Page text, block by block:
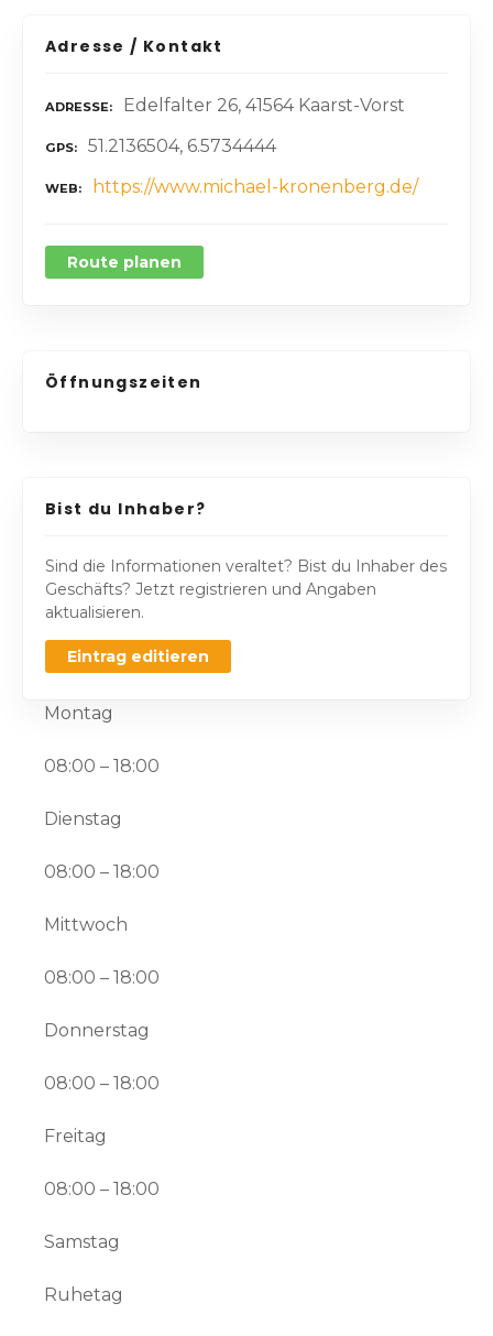
Adresse / Kontakt
ADRESSE Edelfalter 26, 41564 Kaarst-Vorst
GPS 51.2136504, 6.5734444
WEB https://www.michael-kronenberg.de/
Route planen
Öffnungszeiten
Bist du Inhaber?
Sind die Informationen veraltet? Bist du Inhaber des
Geschäfts? Jetzt registrieren und Angaben
aktualisieren.
Eintrag editieren
Montag
08:00 – 18:00
Dienstag
08:00 – 18:00
Mittwoch
08:00 – 18:00
Donnerstag
08:00 – 18:00
Freitag
08:00 – 18:00
Samstag
Ruhetag